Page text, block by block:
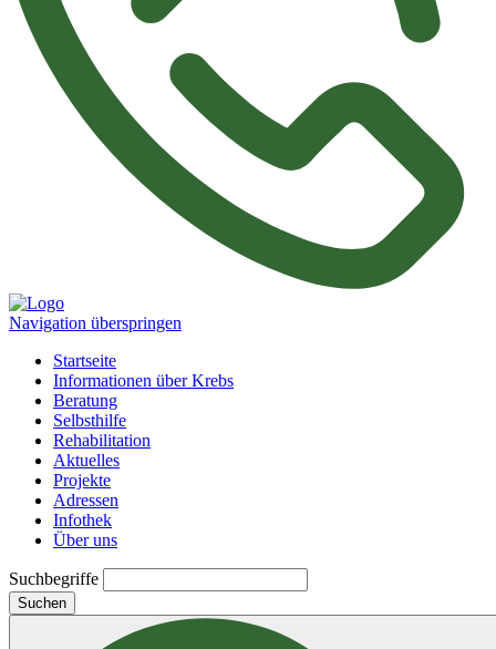
Navigation überspringen
Startseite
Informationen über Krebs
Beratung
Selbsthilfe
Rehabilitation
Aktuelles
Projekte
Adressen
Infothek
Über uns
Suchbegriffe
Suchen